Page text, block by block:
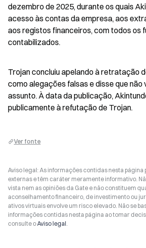
dezembro de 2025, durante os quais
acesso às contas da empresa, aos
aos registos financeiros, com todos os
contabilizados.
Trojan concluiu apelando à retratação
como alegações falsas e disse que
assunto. À data da publicação,
publicamente à refutação de Trojan.
Ver fonte
Aviso legal: As informações contidas nesta página
externas e têm caráter meramente informativo.
vista nem as opiniões da Gate e não constituem
aconselhamento financeiro, de investimento ou
ativos virtuais envolve um risco elevado. Não se
informações contidas nesta página ao tomar
consulte oAviso legal.